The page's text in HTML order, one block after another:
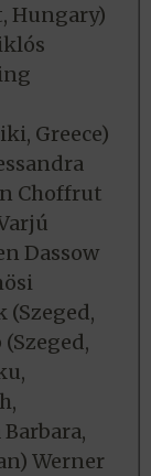
Hungary)
Greece)
Choffrut
Dassow
(Szeged,
Werner